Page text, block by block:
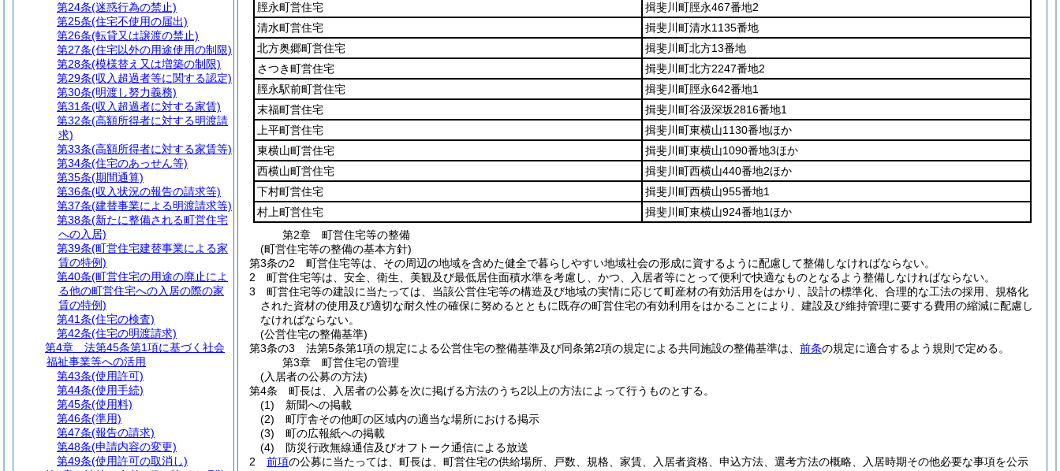
脛永町営住宅
揖斐川町脛永467番地2
清水町営住宅
揖斐川町清水1135番地
北方奥郷町営住宅
揖斐川町北方13番地
さつき町営住宅
揖斐川町北方2247番地2
脛永駅前町営住宅
揖斐川町脛永642番地1
末福町営住宅
揖斐川町谷汲深坂2816番地1
上平町営住宅
揖斐川町東横山1130番地ほか
東横山町営住宅
揖斐川町東横山1090番地3ほか
西横山町営住宅
揖斐川町西横山440番地2ほか
下村町営住宅
揖斐川町西横山955番地1
村上町営住宅
揖斐川町東横山924番地1ほか
第2章
町営住宅等の整備
(町営住宅等の整備の基本方針)
第3条の2
町営住宅等は、その周辺の地域を含めた健全で暮らしやすい地域社会の形成に資するように配慮して整備しなければならない。
2
町営住宅等は、安全、衛生、美観及び最低居住面積水準を考慮し、かつ、入居者等にとって便利で快適なものとなるよう整備しなければならない。
3
町営住宅等の建設に当たっては、当該公営住宅等の構造及び地域の実情に応じて町産材の有効活用をはかり、設計の標準化、合理的な工法の採用、規格化
された資材の使用及び適切な耐久性の確保に努めるとともに既存の町営住宅の有効利用をはかることにより、建設及び維持管理に要する費用の縮減に配慮し
なければならない。
(公営住宅の整備基準)
第3条の3
法第5条第1項の規定による公営住宅の整備基準及び同条第2項の規定による共同施設の整備基準は、 前条の規定に適合するよう規則で定める。
第3章
町営住宅の管理
(入居者の公募の方法)
第4条
町長は、入居者の公募を次に掲げる方法のうち2以上の方法によって行うものとする。
(1)
新聞への掲載
(2)
町庁舎その他町の区域内の適当な場所における掲示
(3)
町の広報紙への掲載
(4)
防災行政無線通信及びオフトーク通信による放送
2
前項の公募に当たっては、町長は、町営住宅の供給場所、戸数、規格、家賃、入居者資格、申込方法、選考方法の概略、入居時期その他必要な事項を公示
第24条(迷惑行為の禁止)
第25条(住宅不使用の届出)
第26条(転貸又は譲渡の禁止)
第27条(住宅以外の用途使用の制限)
第28条(模様替え又は増築の制限)
第29条(収入超過者等に関する認定)
第30条(明渡し努力義務)
第31条(収入超過者に対する家賃)
第32条(高額所得者に対する明渡請
求)
第33条(高額所得者に対する家賃等)
第34条(住宅のあっせん等)
第35条(期間通算)
第36条(収入状況の報告の請求等)
第37条(建替事業による明渡請求等)
第38条(新たに整備される町営住宅
への入居)
第39条(町営住宅建替事業による家
賃の特例)
第40条(町営住宅の用途の廃止によ
る他の町営住宅への入居の際の家
賃の特例)
第41条(住宅の検査)
第42条(住宅の明渡請求)
第4章
法第45条第1項に基づく社会
福祉事業等への活用
第43条(使用許可)
第44条(使用手続)
第45条(使用料)
第46条(準用)
第47条(報告の請求)
第48条(申請内容の変更)
第49条(使用許可の取消し)